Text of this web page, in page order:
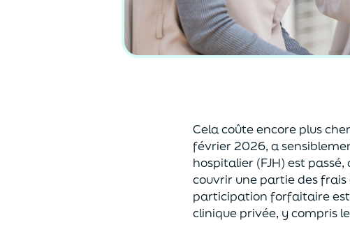
Cela coûte encore plus
février 2026, a
hospitalier (FJH) est passé,
couvrir une partie des frais
participation forfaitaire
clinique privée, y compris